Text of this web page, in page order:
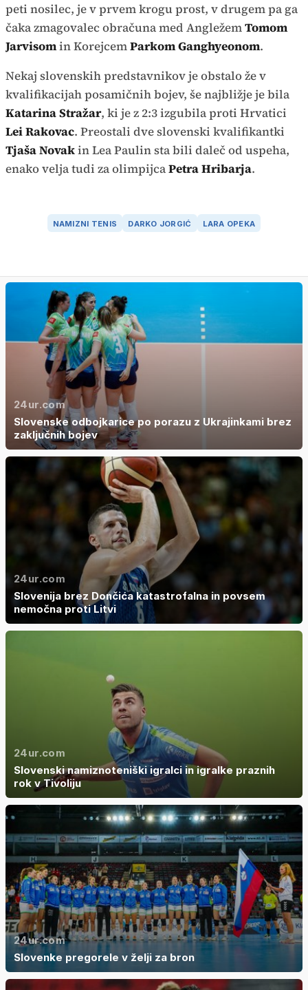
peti nosilec, je v prvem krogu prost, v drugem pa ga
čaka zmagovalec obračuna med AngležemTomom
Jarvisomin KorejcemParkom Ganghyeonom.
Nekaj slovenskih predstavnikov je obstalo že v
kvalifikacijah posamičnih bojev, še najbližje je bila
Katarina Stražar, ki je z 2:3 izgubila proti Hrvatici
Lei Rakovac. Preostali dve slovenski kvalifikantki
Tjaša Novakin Lea Paulin sta bili daleč od uspeha,
enako velja tudi za olimpijcaPetra Hribarja.
NAMIZNI TENIS DARKO JORGIĆ LARA OPEKA
24ur.com
Slovenske odbojkarice po porazu z Ukrajinkami brez
zaključnih bojev
24ur.com
Slovenija brez Dončića katastrofalna in povsem
nemočna proti Litvi
24ur.com
Slovenski namiznoteniški igralci in igralke praznih
rok v Tivoliju
24ur.com
Slovenke pregorele v želji za bron